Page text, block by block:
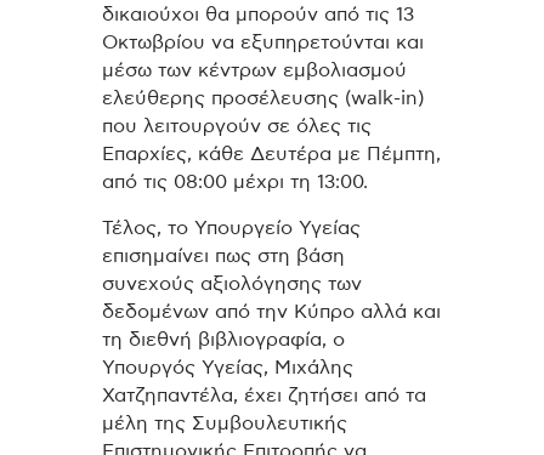
δικαιούχοι θα μπορούν από τις 13
Οκτωβρίου να εξυπηρετούνται και
μέσω των κέντρων εμβολιασμού
ελεύθερης προσέλευσης (walk-in)
που λειτουργούν σε όλες τις
Επαρχίες, κάθε Δευτέρα με Πέμπτη,
από τις 08:00 μέχρι τη 13:00.
Τέλος, το Υπουργείο Υγείας
επισημαίνει πως στη βάση
συνεχούς αξιολόγησης των
δεδομένων από την Κύπρο αλλά και
τη διεθνή βιβλιογραφία, ο
Υπουργός Υγείας, Μιχάλης
Χατζηπαντέλα, έχει ζητήσει από τα
μέλη της Συμβουλευτικής